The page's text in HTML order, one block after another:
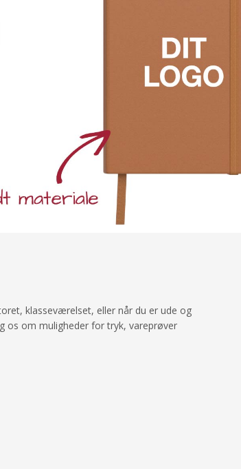
klasseværelset, eller når du er ude og
os om muligheder for tryk, vareprøver